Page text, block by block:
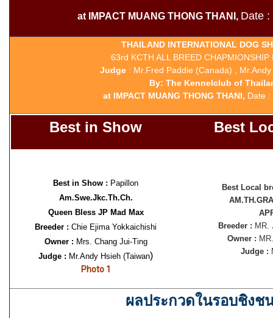
at IMPACT MUANG THONG THANI, Date :
THAILAND INTERNATIONAL DOG
63rd KCTH ALL BREED CHAPMIONSHIP
Judge: Mr.Fred Paddie (Canada) , Mr.Andy
By: The Kennelclub of
at IMPACT MUANG THONG THANI, Date :
Best in Show Best
Best in Show : Papillon
Am.Swe.Jkc.Th.Ch.
Queen Bless JP Mad Max
Breeder : Chie Ejima Yokkaichishi
Owner : Mrs. Chang Jui-Ting
Judge : Mr.Andy Hsieh (Taiwan)
Photo 1
Best Local
Breeder : MR.
Owner :
Judge :
ผลประกวดในรอบชิงช